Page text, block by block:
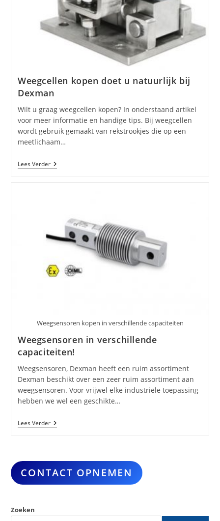
Weegcellen kopen doet u natuurlijk bij
Dexman
Wilt u graag weegcellen kopen? In onderstaand artikel
voor meer informatie en handige tips. Bij weegcellen
wordt gebruik gemaakt van rekstrookjes die op een
meetlichaam…
Lees VerderWeegcellen
Kopen
Weegsensoren kopen in verschillende capaciteiten
Weegsensoren in verschillende
capaciteiten!
Weegsensoren, Dexman heeft een ruim assortiment
Dexman beschikt over een zeer ruim assortiment aan
weegsensoren. Voor vrijwel elke industriële toepassing
hebben we wel een geschikte…
Lees VerderWeegsensoren
In
CONTACT OPNEMEN
Zoeken